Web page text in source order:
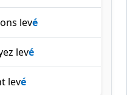
levé
levé
levé